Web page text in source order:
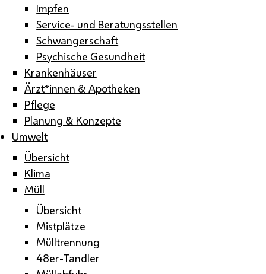
Impfen
Service- und Beratungsstellen
Schwangerschaft
Psychische Gesundheit
Krankenhäuser
Ärzt*innen & Apotheken
Pflege
Planung & Konzepte
Umwelt
Übersicht
Klima
Müll
Übersicht
Mistplätze
Mülltrennung
48er-Tandler